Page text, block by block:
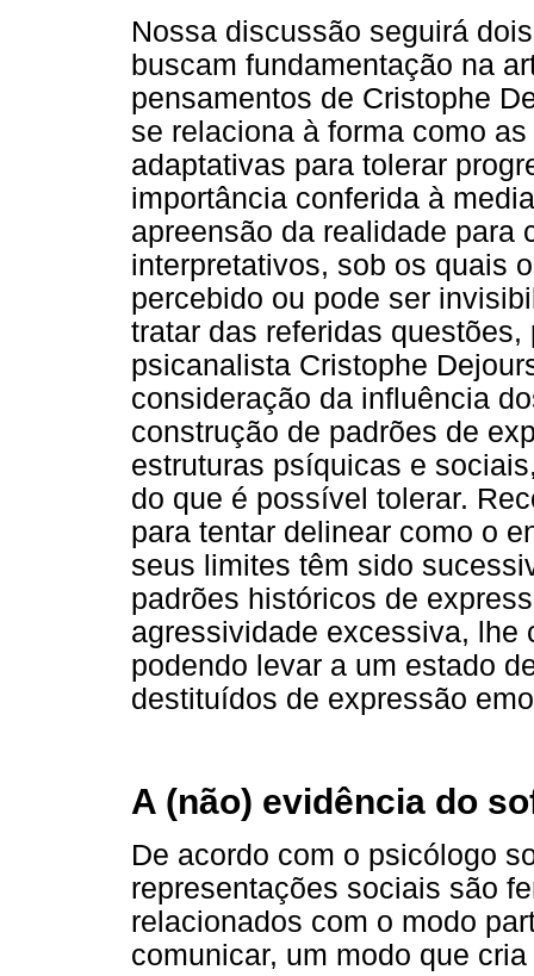
Nossa discussão seguirá
buscam fundamentação na
pensamentos de Cristophe
se relaciona à forma como
adaptativas para tolerar
importância conferida à
apreensão da realidade para
interpretativos, sob os quais
percebido ou pode ser
tratar das referidas
psicanalista Cristophe
consideração da influência
construção de padrões de
estruturas psíquicas e
do que é possível tolerar.
para tentar delinear como o
seus limites têm sido
padrões históricos de
agressividade excessiva, lhe
podendo levar a um estado
destituídos de expressão
A (não) evidência do
De acordo com o psicólogo
representações sociais são
relacionados com o modo
comunicar, um modo que